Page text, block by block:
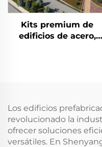
Kits premium de
edificios de acero,
Los edificios
revolucionado la
ofrecer soluciones
versátiles. En